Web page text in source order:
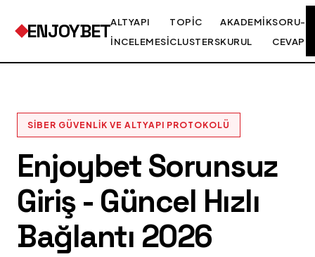
ENJOYBETALTYAPI
İNCELEMESI
TOPIC
CLUSTERS
AKADEMIK
KURUL
SORU-
CEVAP
SIBER GÜVENLIK VE ALTYAPI PROTOKOLÜ
Enjoybet Sorunsuz
Giriş - Güncel Hızlı
Bağlantı 2026